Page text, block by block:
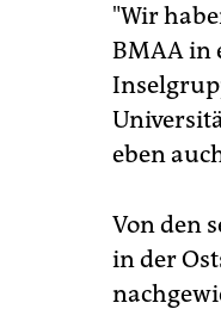
"Wir
BMAA in
eben
Von den
in der